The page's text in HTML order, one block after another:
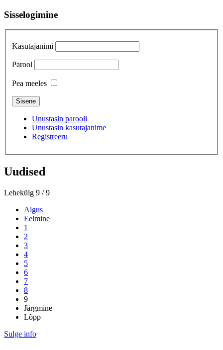
Sisselogimine
Kasutajanimi
Parool
Pea meeles
Unustasin parooli
Unustasin kasutajanime
Registreeru
Uudised
Lehekülg 9 / 9
Algus
Eelmine
1
2
3
4
5
6
7
8
9
Järgmine
Lõpp
Sulge info